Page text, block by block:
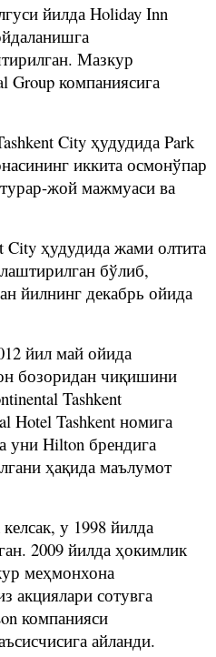
йилда Holiday Inn
Мазкур
Group компаниясига
City ҳудудида Park
иккита осмонўпар
жой мажмуаси ва
City ҳудудида жами олтита
бўлиб,
йилнинг декабрь ойида
йил май ойида
бозоридан чиқишини
Tashkent
Hotel Tashkent номига
уни Hilton брендига
ҳақида маълумот
у 1998 йилда
2009 йилда ҳокимлик
меҳмонхона
акциялари сотувга
компанияси
айланди.